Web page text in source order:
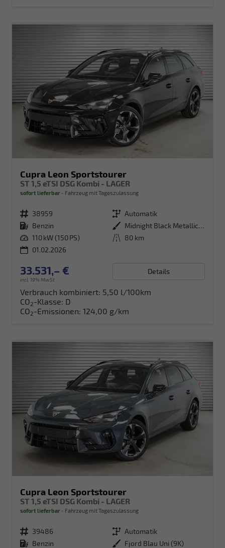
Cupra Leon Sportstourer
ST 1,5 eTSI DSG Kombi - LAGER
sofort lieferbar Fahrzeug mit Tageszulassung
Fahrzeugnr. 38959 Getriebe Automatik
Kraftstoff Benzin Außenfarbe
Midnight Black Metallic (0E)
Leistung 110 kW (150 PS) Kilometerstand 80 km
01.02.2026
33.531,– €
incl. 19% MwSt.
Details
Verbrauch kombiniert: 5,50 l/100km
CO2-Klasse: D
CO2-Emissionen: 124,00 g/km
Cupra Leon Sportstourer
ST 1,5 eTSI DSG Kombi - LAGER
sofort lieferbar Fahrzeug mit Tageszulassung
Fahrzeugnr. 39486 Getriebe Automatik
Kraftstoff Benzin Außenfarbe Fjord Blau Uni (9K)